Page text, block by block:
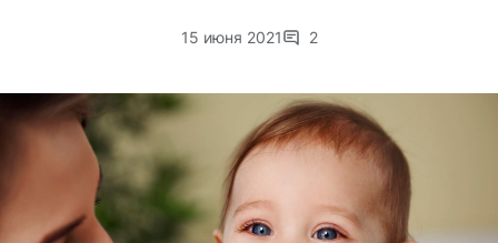
15 июня 2021 2